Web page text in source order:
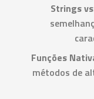
Strings
Funções
métodos de